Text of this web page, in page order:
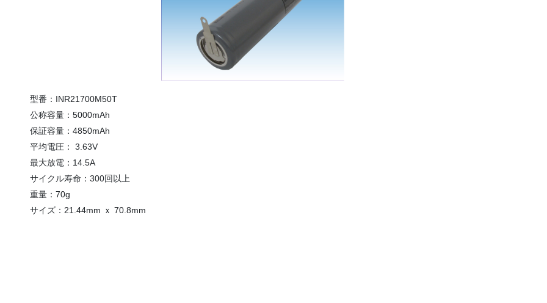
型番：INR21700M50T
公称容量：5000mAh
保証容量：4850mAh
平均電圧： 3.63V
最大放電：14.5A
サイクル寿命：300回以上
重量：70g
サイズ：21.44mm ｘ 70.8mm